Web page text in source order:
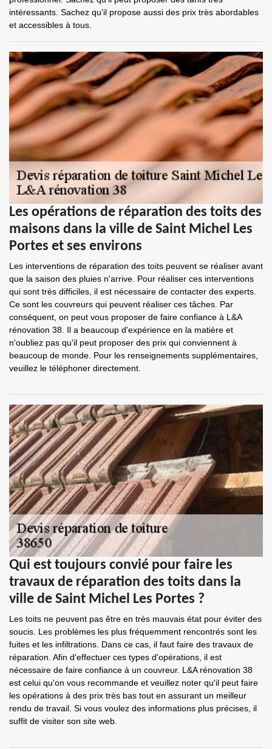
intéressants. Sachez qu'il propose aussi des prix très abordables
et accessibles à tous.
Les opérations de réparation des toits des
maisons dans la ville de Saint Michel Les
Portes et ses environs
Les interventions de réparation des toits peuvent se réaliser avant
que la saison des pluies n'arrive. Pour réaliser ces interventions
qui sont très difficiles, il est nécessaire de contacter des experts.
Ce sont les couvreurs qui peuvent réaliser ces tâches. Par
conséquent, on peut vous proposer de faire confiance à L&A
rénovation 38. Il a beaucoup d'expérience en la matière et
n'oubliez pas qu'il peut proposer des prix qui conviennent à
beaucoup de monde. Pour les renseignements supplémentaires,
veuillez le téléphoner directement.
Qui est toujours convié pour faire les
travaux de réparation des toits dans la
ville de Saint Michel Les Portes ?
Les toits ne peuvent pas être en très mauvais état pour éviter des
soucis. Les problèmes les plus fréquemment rencontrés sont les
fuites et les infiltrations. Dans ce cas, il faut faire des travaux de
réparation. Afin d'effectuer ces types d'opérations, il est
nécessaire de faire confiance à un couvreur. L&A rénovation 38
est celui qu'on vous recommande et veuillez noter qu'il peut faire
les opérations à des prix très bas tout en assurant un meilleur
rendu de travail. Si vous voulez des informations plus précises, il
suffit de visiter son site web.